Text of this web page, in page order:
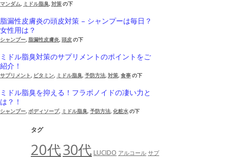
マンダム, ミドル脂臭, 対策の下
脂漏性皮膚炎の頭皮対策 – シャンプーは毎日？
女性用は？
シャンプー, 脂漏性皮膚炎, 頭皮の下
ミドル脂臭対策のサプリメントのポイントをご
紹介！
サプリメント, ビタミン, ミドル脂臭, 予防方法, 対策, 食事の下
ミドル脂臭を抑える！フラボノイドの凄い力と
は？！
シャンプー, ボディソープ, ミドル脂臭, 予防方法, 化粧水の下
タグ
20代30代 LUCIDO アルコール サプ